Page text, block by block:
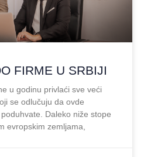
FIRME U SRBIJI
u godinu privlaći sve veći
se odlučuju da ovde
Daleko niže stope
evropskim zemljama,